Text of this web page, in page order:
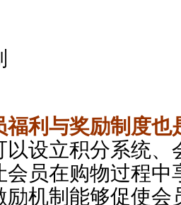
福利与奖励制度
以设立积分系统
会员在购物过程
励机制能够促使